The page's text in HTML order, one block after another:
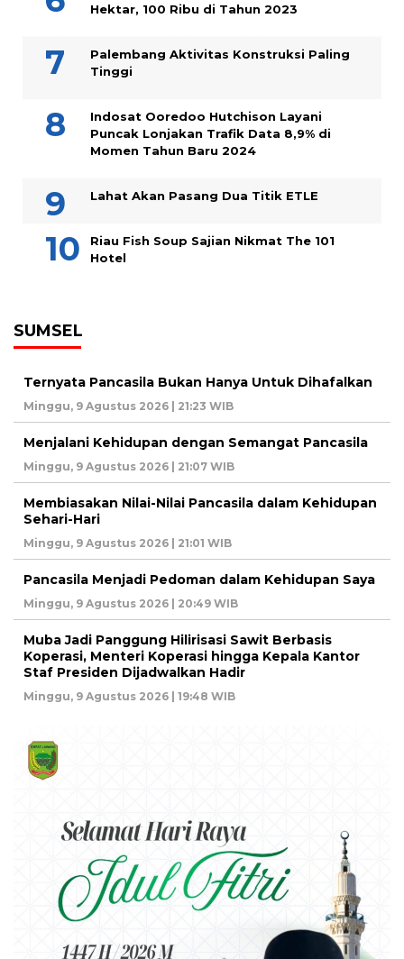
Hektar, 100 Ribu di Tahun 2023
Palembang Aktivitas Konstruksi Paling
Tinggi
Indosat Ooredoo Hutchison Layani
Puncak Lonjakan Trafik Data 8,9% di
Momen Tahun Baru 2024
Lahat Akan Pasang Dua Titik ETLE
Riau Fish Soup Sajian Nikmat The 101
Hotel
SUMSEL
Ternyata Pancasila Bukan Hanya Untuk Dihafalkan
Minggu, 9 Agustus 2026 | 21:23 WIB
Menjalani Kehidupan dengan Semangat Pancasila
Minggu, 9 Agustus 2026 | 21:07 WIB
Membiasakan Nilai-Nilai Pancasila dalam Kehidupan
Sehari-Hari
Minggu, 9 Agustus 2026 | 21:01 WIB
Pancasila Menjadi Pedoman dalam Kehidupan Saya
Minggu, 9 Agustus 2026 | 20:49 WIB
Muba Jadi Panggung Hilirisasi Sawit Berbasis
Koperasi, Menteri Koperasi hingga Kepala Kantor
Staf Presiden Dijadwalkan Hadir
Minggu, 9 Agustus 2026 | 19:48 WIB